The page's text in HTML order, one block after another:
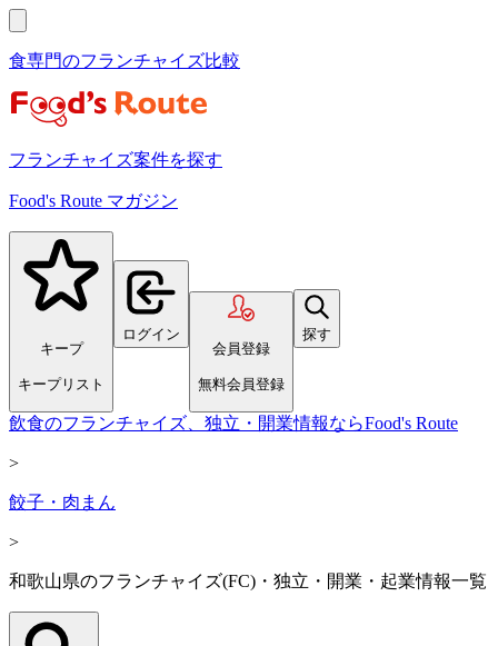
食専門のフランチャイズ比較
フランチャイズ案件を探す
Food's Route マガジン
キープ
キープリスト
ログイン
会員登録
無料会員登録
探す
飲食のフランチャイズ、独立・開業情報ならFood's Route
>
餃子・肉まん
>
和歌山県のフランチャイズ(FC)・独立・開業・起業情報一覧